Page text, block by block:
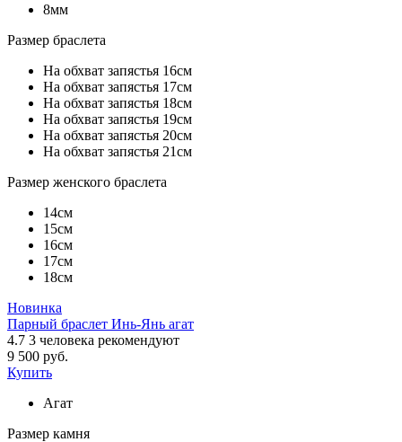
8мм
Размер браслета
На обхват запястья 16см
На обхват запястья 17см
На обхват запястья 18см
На обхват запястья 19см
На обхват запястья 20см
На обхват запястья 21см
Размер женского браслета
14см
15см
16см
17см
18см
Новинка
Парный браслет Инь-Янь агат
4.7 3 человека рекомендуют
9 500 руб.
Купить
Агат
Размер камня